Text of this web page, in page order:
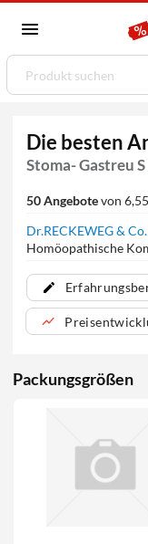
Die besten
Stoma- Gastreu
50 Angebotevon
Dr.RECKEWEG &
Homöopathische
Packungsgrößen